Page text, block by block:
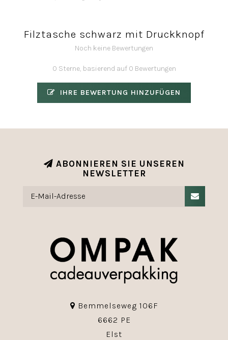
Filztasche schwarz mit Druckknopf
Noch keine Bewertungen
0 Sterne, basierend auf 0 Bewertungen
IHRE BEWERTUNG HINZUFÜGEN
ABONNIEREN SIE UNSEREN
NEWSLETTER
Bemmelseweg 106F
6662 PE
Elst